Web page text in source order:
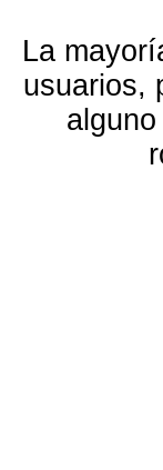
La
usuarios,